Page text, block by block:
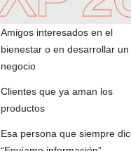
Amigos interesados en el
bienestar o en desarrollar un
negocio
Clientes que ya aman los
productos
Esa persona que siempre